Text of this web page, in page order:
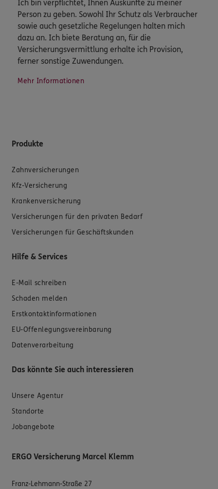
Ich bin verpflichtet, Ihnen Auskünfte zu meiner
Person zu geben. Sowohl Ihr Schutz als Verbraucher
sowie auch gesetzliche Regelungen halten mich
dazu an. Ich biete Beratung an, für die
Versicherungsvermittlung erhalte ich Provision,
ferner sonstige Zuwendungen.
Mehr Informationen
Produkte
Zahnversicherungen
Kfz-Versicherung
Krankenversicherung
Versicherungen für den privaten Bedarf
Versicherungen für Geschäftskunden
Hilfe & Services
E-Mail schreiben
Schaden melden
Erstkontaktinformationen
EU-Offenlegungsvereinbarung
Datenverarbeitung
Das könnte Sie auch interessieren
Unsere Agentur
Standorte
Jobangebote
ERGO Versicherung Marcel Klemm
Franz-Lehmann-Straße 27